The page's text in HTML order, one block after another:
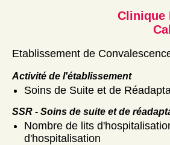
Clinique
Etablissement de
Activité de l'établissement
Soins de Suite et de
SSR - Soins de suite et de
Nombre de lits
d'hospitalisation